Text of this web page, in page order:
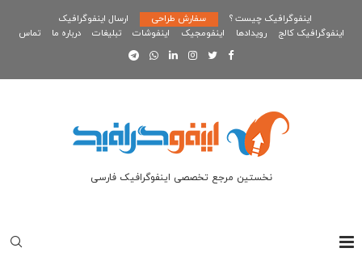
اینفوگرافیک چیست ؟ سفارش طراحی
ارسال اینفوگرافیک
اینفوگرافیک کالج
رویدادها اینفومجیک اینفوشات تبلیغات درباره ما تماس
نخستین مرجع تخصصی اینفوگرافیک فارسی